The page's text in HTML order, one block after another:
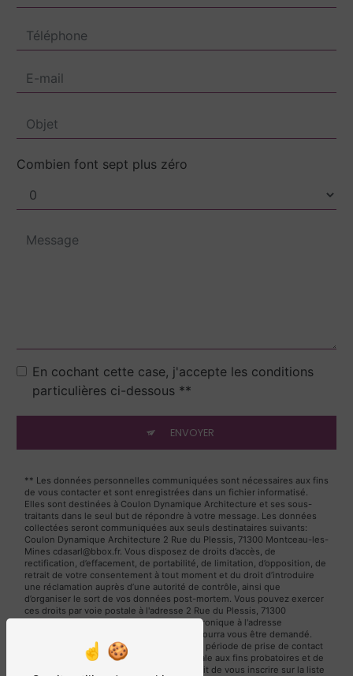
Combien font sept plus zéro
En cochant cette case, j'accepte les conditions
particulières ci-dessous **
ENVOYER
** Les données personnelles communiquées sont nécessaires aux fins
de vous contacter et sont enregistrées dans un fichier informatisé.
Elles sont destinées à Coulon Dynamique Architecture et ses sous-
traitants dans le seul but de répondre à votre message. Les données
collectées seront communiquées aux seuls destinataires suivants:
Coulon Dynamique Architecture 2 Rue du Plessis, 71300 Montceau-les-
Mines cdasarl@bbox.fr. Vous disposez de droits d’accès, de
rectification, d’effacement, de portabilité, de limitation, d’opposition, de
retrait de votre consentement à tout moment et du droit d’introduire
une réclamation auprès d’une autorité de contrôle, ainsi que
d’organiser le sort de vos données post-mortem. Vous pouvez exercer
ces droits par voie postale à l'adresse 2 Rue du Plessis, 71300
Montceau-les-Mines ou par courrier électronique à l'adresse
cdasarl@bbox.fr. Un justificatif d'identité pourra vous être demandé.
Nous conservons vos données pendant la période de prise de contact
puis pendant la durée de prescription légale aux fins probatoires et de
gestion des contentieux. Vous avez le droit de vous inscrire sur la liste